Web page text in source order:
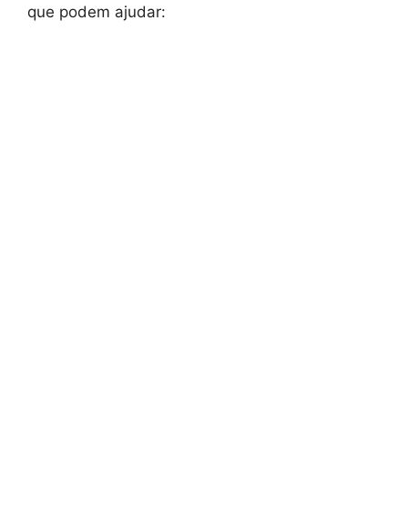
que podem ajudar: